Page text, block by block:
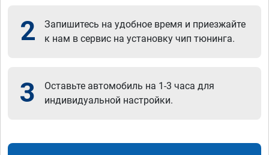
2
Запишитесь на удобное время и приезжайте
к нам в сервис на установку чип тюнинга.
3
Оставьте автомобиль на 1-3 часа для
индивидуальной настройки.